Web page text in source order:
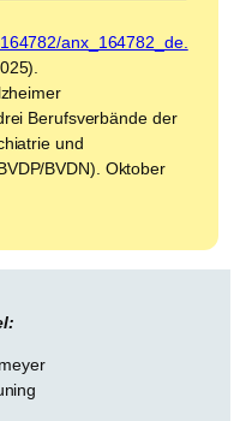
anx_164782_de.
Berufsverbände der
und
BVDN). Oktober